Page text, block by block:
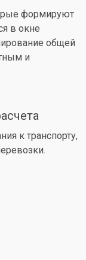
формируют
в окне
общей
и
к транспорту,